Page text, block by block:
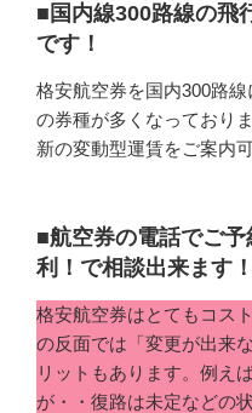
■国内線300路線の飛
です！
格安航空券を国内300路
の券種が多くなっており
新の変動型運賃をご案内可
■航空券の電話でご
利！で相談出来ます！
格安航空券はとてもコス
の反面では「変更が出来
リットもあります。例え
が・・復路は未定などの